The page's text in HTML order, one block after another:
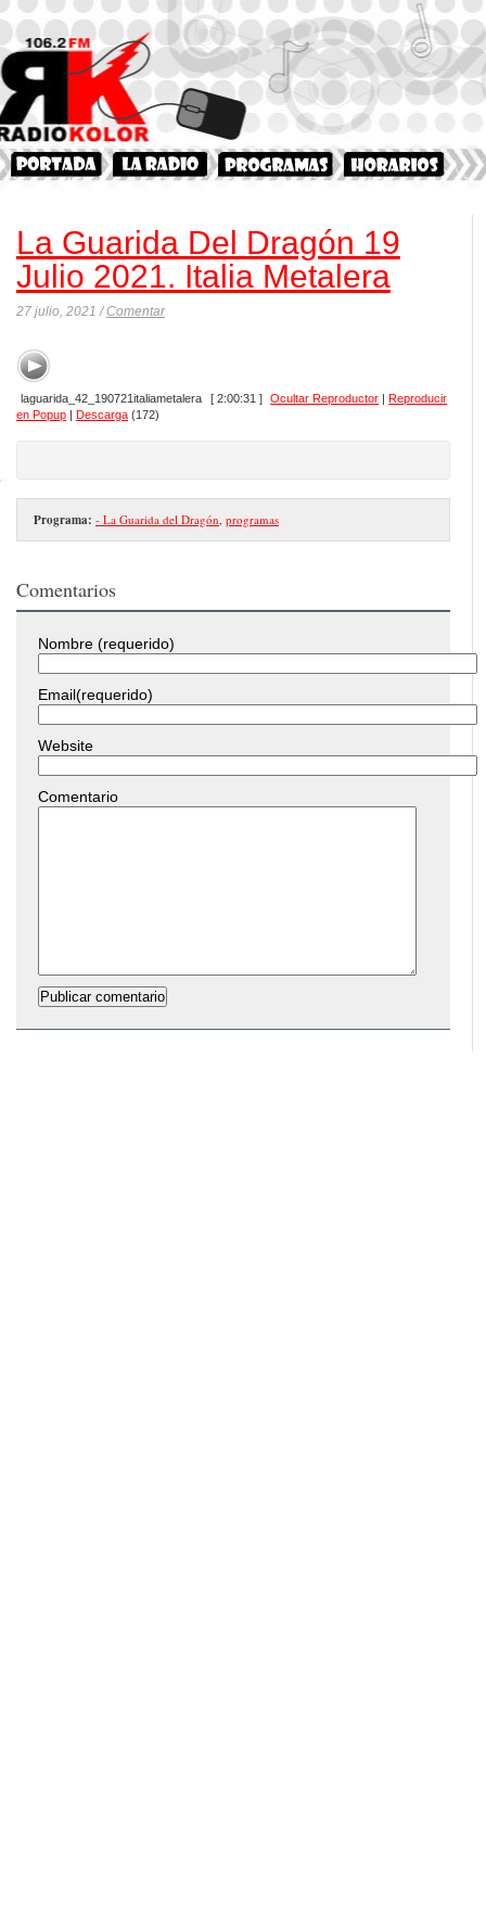
La Guarida Del Dragón 19
Julio 2021. Italia Metalera
27 julio, 2021 /Comentar
laguarida_42_190721italiametalera [ 2:00:31 ] Ocultar Reproductor |Reproducir
en Popup | Descarga (172)
Programa: - La Guarida del Dragón programas
Comentarios
Nombre (requerido)
Email(requerido)
Website
Comentario